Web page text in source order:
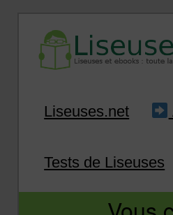
Infos
Liseuses.net
Tests de Liseuses